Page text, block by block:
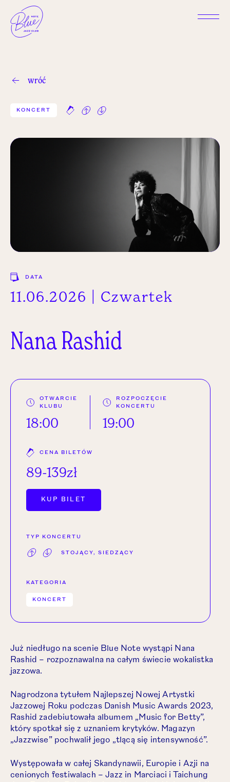
wróć
KONCERT
DATA
11.06.2026 | Czwartek
NanaRashid
OTWARCIE
KLUBU
18:00
ROZPOCZĘCIE
KONCERTU
19:00
CENA BILETÓW
89-139zł
KUP BILET
TYP KONCERTU
STOJĄCY, SIEDZĄCY
KATEGORIA
KONCERT
Już niedługo na scenie Blue Note wystąpi Nana
Rashid – rozpoznawalna na całym świecie wokalistka
jazzowa.
Nagrodzona tytułem Najlepszej Nowej Artystki
Jazzowej Roku podczas Danish Music Awards 2023,
Rashid zadebiutowała albumem „Music for Betty”,
który spotkał się z uznaniem krytyków. Magazyn
„Jazzwise” pochwalił jego „tlącą się intensywność”.
Występowała w całej Skandynawii, Europie i Azji na
cenionych festiwalach – Jazz in Marciaci i Taichung